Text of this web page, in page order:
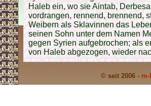
Haleb ein, wo sie Aintab,
vordrangen, rennend, brennend,
Weibern als Sklavinnen das
seinen Sohn unter dem Namen
gegen Syrien aufgebrochen; als
von Haleb abgezogen, wieder
© seit 2006 -